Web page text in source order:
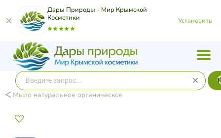
Дары Природы - Мир Крымской
Косметики
Установить
Мыло натуральное органическое